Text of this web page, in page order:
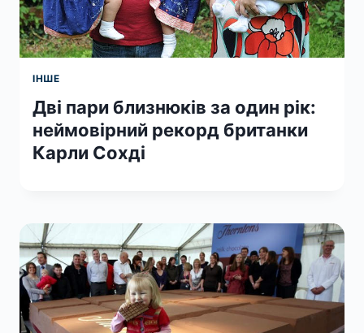
ІНШЕ
Дві пари близнюків за один рік:
неймовірний рекорд британки
Карли Сохді